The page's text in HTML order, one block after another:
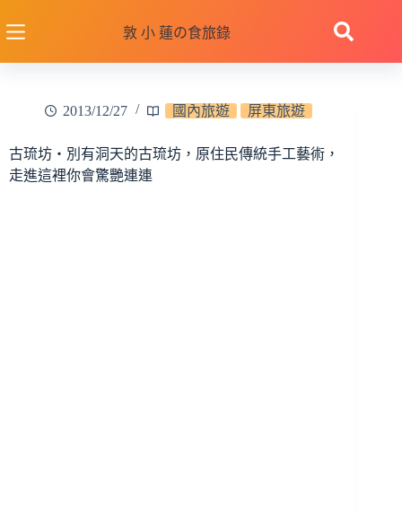
至
敦 小 蓮の食旅錄
2013/12/27 國內旅遊 屏東旅遊
古琉坊‧別有洞天的古琉坊，原住民傳統手工藝術，
走進這裡你會驚艷連連